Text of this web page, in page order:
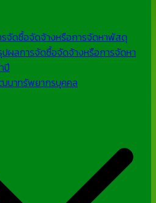
รจัดซื้อจัดจ้างหรือการจัดหาพัสดุ
ปผลการจัดซื้อจัดจ้างหรือการจัดหา
ปี
นาทรัพยากรบุคคล